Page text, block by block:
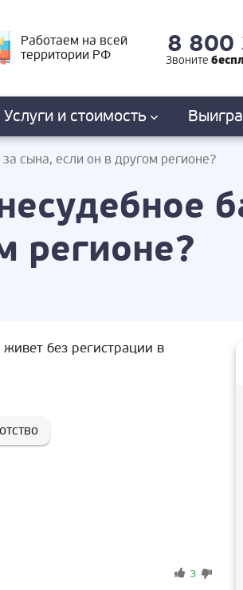
Работаем на всей
территории РФ
8 800
Звоните
Услуги и стоимость
сына, если он в другом регионе?
регионе?
без регистрации в
3